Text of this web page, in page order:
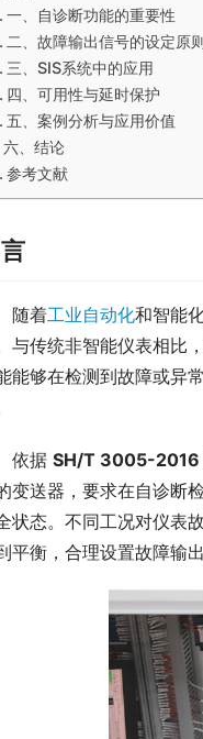
一、自诊断功能的重要性
二、故障输出信号的设定原
三、SIS系统中的应用
四、可用性与延时保护
五、案例分析与应用价值
六、结论
参考文献
着工业自动化和智能
与传统非智能仪表相比
能够在检测到故障或异
据 SH/T 3005-2016
变送器，要求在自诊断
状态。不同工况对仪表
平衡，合理设置故障输出